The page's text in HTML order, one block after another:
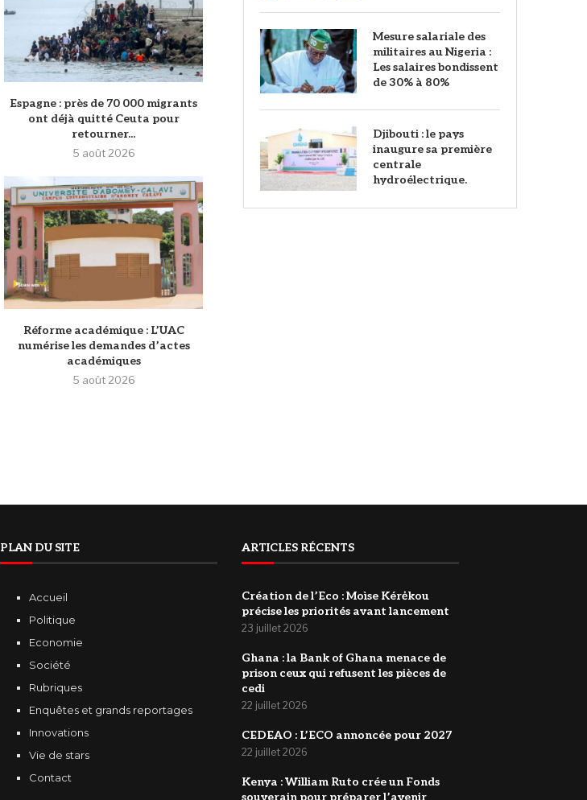
‎Espagne : près de 70 000 migrants
ont déjà quitté Ceuta pour
retourner...
5 août 2026
Réforme académique : L’UAC
numérise les demandes d’actes
académiques
5 août 2026
Mesure salariale des
militaires au Nigeria :
Les salaires bondissent
de 30% à 80%
Djibouti : le pays
inaugure sa première
centrale
hydroélectrique.
PLAN DU SITE
Accueil
Politique
Economie
Société
Rubriques
Enquêtes et grands reportages
Innovations
Vie de stars
Contact
ARTICLES RÉCENTS
Création de l’Eco : Moìse Kérėkou
précise les priorités avant lancement
23 juillet 2026
‎Ghana : la Bank of Ghana menace de
prison ceux qui refusent les pièces de
cedi
22 juillet 2026
‎CEDEAO : L’ECO annoncée pour 2027
22 juillet 2026
Kenya : William Ruto crée un Fonds
souverain pour préparer l’avenir